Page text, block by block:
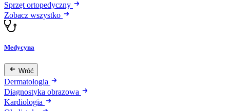
Sprzęt ortopedyczny
Zobacz wszystko
Medycyna
Wróć
Dermatologia
Diagnostyka obrazowa
Kardiologia